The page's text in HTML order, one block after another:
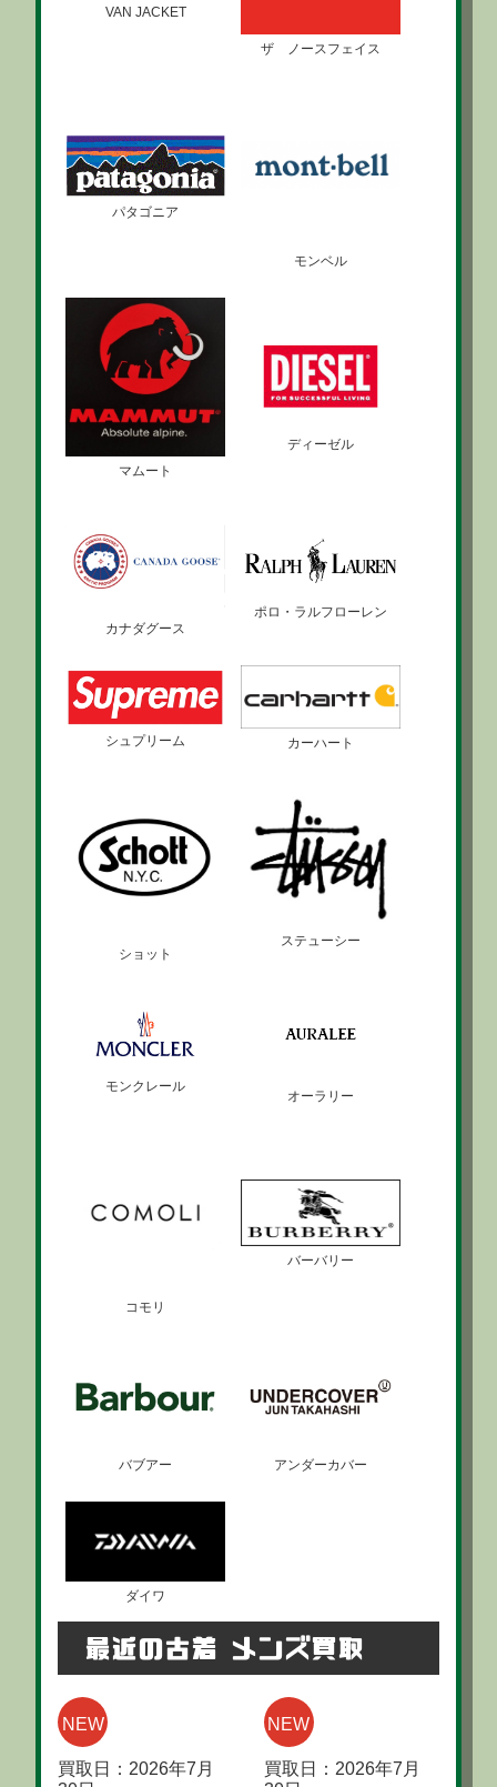
VAN JACKET
ザ ノースフェイス
パタゴニア
モンベル
マムート
ディーゼル
カナダグース
ポロ・ラルフローレン
シュプリーム カーハート
ショット
ステューシー
モンクレール
オーラリー
コモリ
バーバリー
バブアー アンダーカバー
ダイワ
最近の古着 メンズ買取
NEW
買取日：2026年7月
NEW
買取日：2026年7月